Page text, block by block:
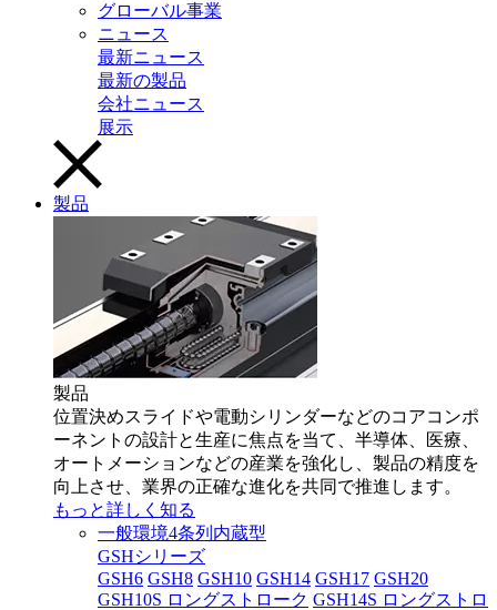
グローバル事業
ニュース
最新ニュース
最新の製品
会社ニュース
展示
製品
製品
位置決めスライドや電動シリンダーなどのコアコンポ
ーネントの設計と生産に焦点を当て、半導体、医療、
オートメーションなどの産業を強化し、製品の精度を
向上させ、業界の正確な進化を共同で推進します。
もっと詳しく知る
一般環境4条列内蔵型
GSHシリーズ
GSH6 GSH8 GSH10 GSH14 GSH17 GSH20
GSH10S ロングストローク GSH14S ロングストロ